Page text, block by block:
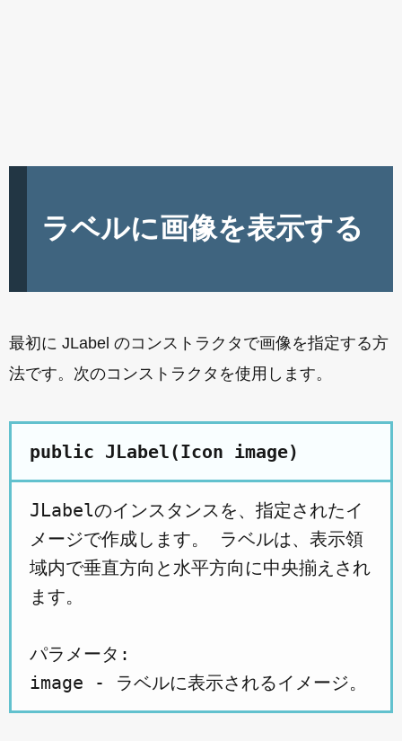
ラベルに画像を表示する
最初に JLabel のコンストラクタで画像を指定する方
法です。次のコンストラクタを使用します。
public JLabel(Icon image)
JLabelのインスタンスを、指定されたイ
メージで作成します。 ラベルは、表示領
域内で垂直方向と水平方向に中央揃えされ
ます。
パラメータ:
image - ラベルに表示されるイメージ。